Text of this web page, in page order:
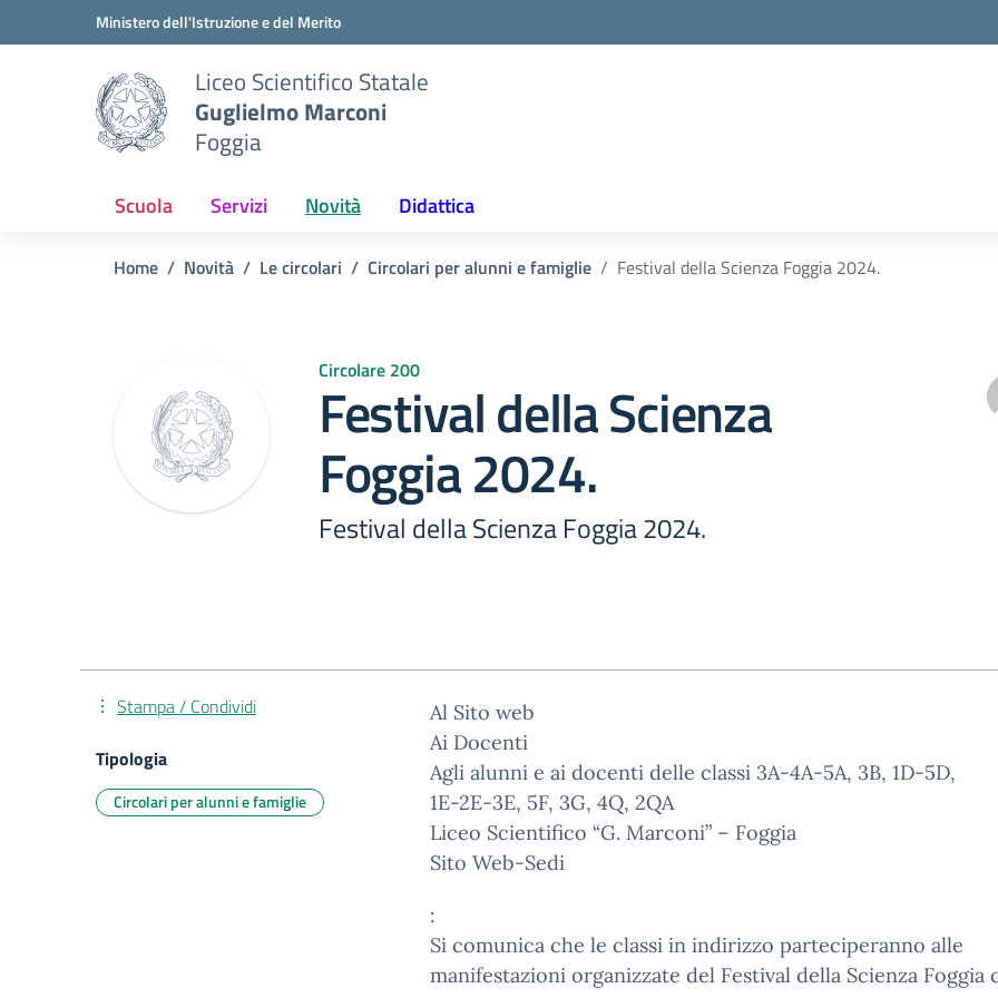
Vai ai contenuti
Vai al menu di navigazioneMinistero dell'Istruzione e del Merito
Liceo Scientifico Statale
Guglielmo Marconi
Foggia
Scuola Servizi Novità Didattica
Home Novità Le circolari Circolari per alunni e famiglie Festival della Scienza Foggia 2024.
Circolare 200
Festival della Scienza
Foggia 2024.
Festival della Scienza Foggia 2024.
Al Sito web
Ai Docenti
Agli alunni e ai docenti delle classi 3A-4A-5A, 3B, 1D-5D,
1E-2E-3E, 5F, 3G, 4Q, 2QA
Liceo Scientifico “G. Marconi” – Foggia
Sito Web-Sedi
:
Si comunica che le classi in indirizzo parteciperanno alle
manifestazioni organizzate del Festival della Scienza Foggia
Stampa / Condividi
Tipologia
Circolari per alunni e famiglie